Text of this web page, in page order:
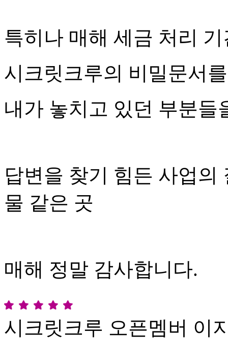
특히나 매해 세금 처리
시크릿크루의 비밀문서
내가 놓치고 있던 부분들
답변을 찾기 힘든 사업의
물 같은 곳
매해 정말 감사합니다.
시크릿크루 오픈멤버 이